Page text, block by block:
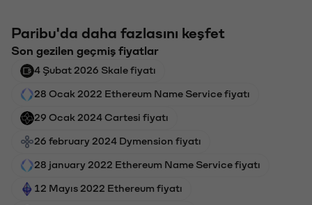
Paribu'da daha fazlasını keşfet
Son gezilen geçmiş fiyatlar
4 Şubat 2026 Skale fiyatı
28 Ocak 2022 Ethereum Name Service fiyatı
29 Ocak 2024 Cartesi fiyatı
26 february 2024 Dymension fiyatı
28 january 2022 Ethereum Name Service fiyatı
12 Mayıs 2022 Ethereum fiyatı